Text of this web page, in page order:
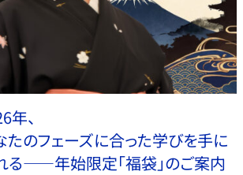
年、
たのフェーズに合った学びを手に
る——年始限定「福袋」のご案内